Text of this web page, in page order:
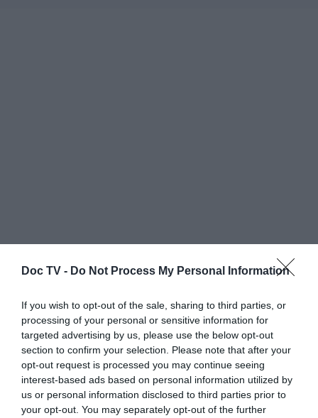
Doc TV - Do Not Process My Personal Information
If you wish to opt-out of the sale, sharing to third parties, or
processing of your personal or sensitive information for
targeted advertising by us, please use the below opt-out
section to confirm your selection. Please note that after your
opt-out request is processed you may continue seeing
interest-based ads based on personal information utilized by
us or personal information disclosed to third parties prior to
your opt-out. You may separately opt-out of the further